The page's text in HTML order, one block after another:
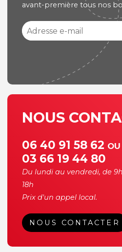
avant-première tous nos
NOUS
06 40 91 58 62 OU
03 66 19 44 80
Du lundi au vendredi, de
18h
Prix d'un appel local.
NOUS CONTACTER